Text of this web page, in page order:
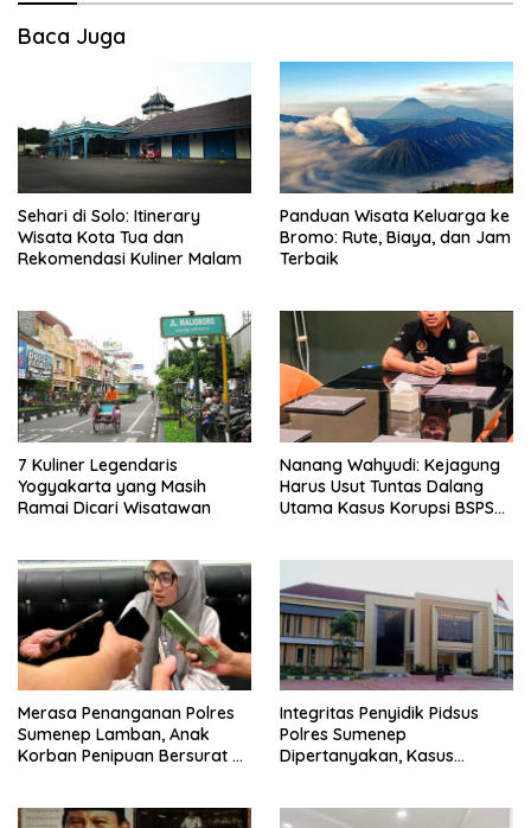
Baca Juga
Sehari di Solo: Itinerary
Wisata Kota Tua dan
Rekomendasi Kuliner Malam
Panduan Wisata Keluarga ke
Bromo: Rute, Biaya, dan Jam
Terbaik
7 Kuliner Legendaris
Yogyakarta yang Masih
Ramai Dicari Wisatawan
Nanang Wahyudi: Kejagung
Harus Usut Tuntas Dalang
Utama Kasus Korupsi BSPS
Merasa Penanganan Polres
Sumenep Lamban, Anak
Korban Penipuan Bersurat ke
Integritas Penyidik Pidsus
Polres Sumenep
Dipertanyakan, Kasus
Kepastian